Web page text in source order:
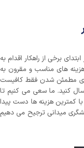
برخی از راهکار اقدام به
هزینه های مناسب و مقرون به
مطمئن شدن فقط کافیست
کنید. ما سعی می کنیم تا
کمترین هزینه ها دست پیدا
میدانی ترجیح می دهیم